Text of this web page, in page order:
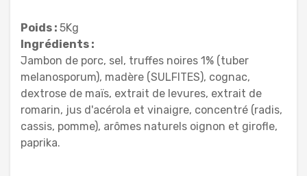
Poids : 5Kg
Ingrédients :
Jambon de porc, sel, truffes noires 1% (tuber
melanosporum), madère (SULFITES), cognac,
dextrose de maïs, extrait de levures, extrait de
romarin, jus d'acérola et vinaigre, concentré (radis,
cassis, pomme), arômes naturels oignon et girofle,
paprika.